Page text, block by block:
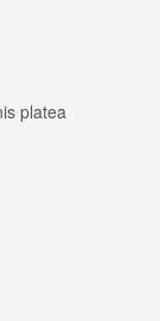
platea